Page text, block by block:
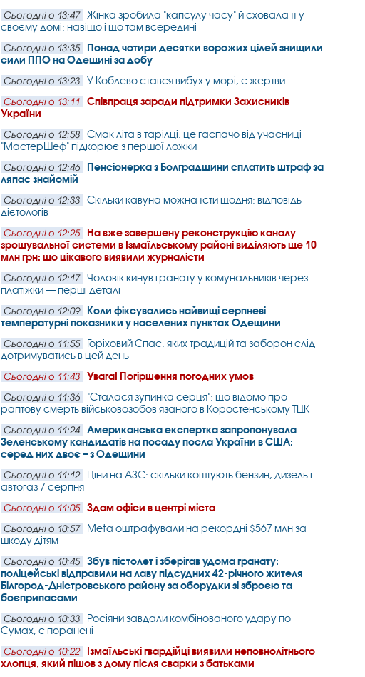
Сьогодні о 13:47
Жінка зробила "капсулу часу" й сховала її у
своєму домі: навіщо і що там всередині
Сьогодні о 13:35
Понад чотири десятки ворожих цілей знищили
сили ППО на Одещині за добу
Сьогодні о 13:23 У Коблево стався вибух у морі, є жертви
Сьогодні о 13:11
Співпраця заради підтримки Захисників
України
Сьогодні о 12:58
Смак літа в тарілці: це гаспачо від учасниці
"МастерШеф" підкорює з першої ложки
Сьогодні о 12:46
Пенсіонерка з Болградщини сплатить штраф за
ляпас знайомій
Сьогодні о 12:33
Скільки кавуна можна їсти щодня: відповідь
дієтологів
Сьогодні о 12:25
На вже завершену реконструкцію каналу
зрошувальної системи в Ізмаїльському районі виділяють ще 10
млн грн: що цікавого виявили журналісти
Сьогодні о 12:17
Чоловік кинув гранату у комунальників через
платіжки — перші деталі
Сьогодні о 12:09
Коли фіксувались найвищі серпневі
температурні показники у населених пунктах Одещини
Сьогодні о 11:55
Горіховий Спас: яких традицій та заборон слід
дотримуватись в цей день
Сьогодні о 11:43 Увага! Погіршення погодних умов
Сьогодні о 11:36
"Сталася зупинка серця": що відомо про
раптову смерть військовозобов'язаного в Коростенському ТЦК
Сьогодні о 11:24
Американська експертка запропонувала
Зеленському кандидатів на посаду посла України в США:
серед них двоє – з Одещини
Сьогодні о 11:12
Ціни на АЗС: скільки коштують бензин, дизель і
автогаз 7 серпня
Сьогодні о 11:05 Здам офіси в центрі міста
Сьогодні о 10:57
Meta оштрафували на рекордні $567 млн за
шкоду дітям
Сьогодні о 10:45
Збув пістолет і зберігав удома гранату:
поліцейські відправили на лаву підсудних 42-річного жителя
Білгород-Дністровського району за оборудки зі зброєю та
боєприпасами
Сьогодні о 10:33
Росіяни завдали комбінованого удару по
Сумах, є поранені
Сьогодні о 10:22
Ізмаїльські гвардійці виявили неповнолітнього
хлопця, який пішов з дому після сварки з батьками